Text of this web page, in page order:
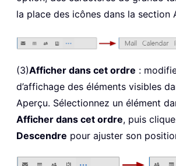
la place des icônes dans la section
(3)Afficher dans cet ordre :
d’affichage des éléments visibles
Aperçu. Sélectionnez un élément
Afficher dans cet ordre, puis
Descendre pour ajuster son